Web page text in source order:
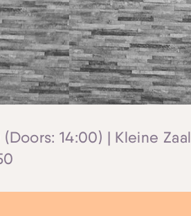
(Doors: 14:00) | Kleine Zaal